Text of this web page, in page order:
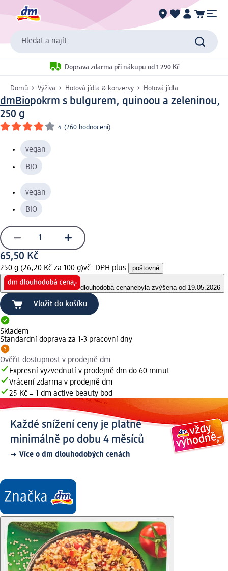
Hledat a najít
Doprava zdarma při nákupu od 1 290 Kč
Domů Výživa Hotová jídla & konzervy Hotová jídla
dmBiopokrm s bulgurem, quinoou a zeleninou,
250 g
4 (260 hodnocení)
vegan
BIO
vegan
BIO
65,50 Kč
250 g (26,20 Kč za 100 g)vč. DPH plus poštovné
dlouhodobá cenanebyla zvýšena od 19.05.2026
Vložit do košíku
Skladem
Standardní doprava za 1-3 pracovní dny
Ověřit dostupnost v prodejně dm
Expresní vyzvednutí v prodejně dm do 60 minut
Vrácení zdarma v prodejně dm
25 Kč = 1 dm active beauty bod
Každé snížení ceny je platné
minimálně po dobu 4 měsíců
Více o dm dlouhodobých cenách